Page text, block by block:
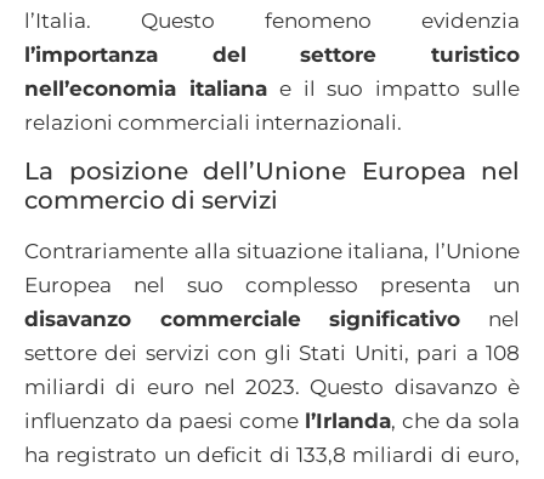
l’Italia. Questo fenomeno evidenzia
l’importanza del settore turistico
nell’economia italianae il suo impatto sulle
relazioni commerciali internazionali.​
La posizione dell’Unione Europea nel
commercio di servizi
Contrariamente alla situazione italiana, l’Unione
Europea nel suo complesso presenta un
disavanzo commerciale significativo nel
settore dei servizi con gli Stati Uniti, pari a 108
miliardi di euro nel 2023. Questo disavanzo è
influenzato da paesi come l’Irlanda, che da sola
ha registrato un deficit di 133,8 miliardi di euro,